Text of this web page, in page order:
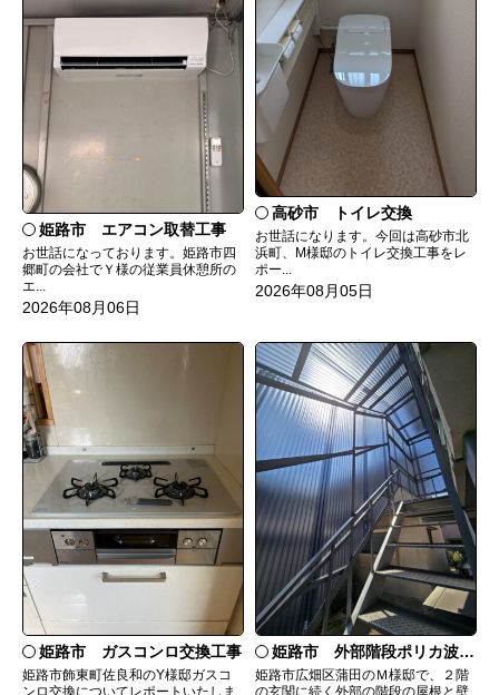
姫路市 エアコン取替工事
お世話になっております。姫路市四
郷町の会社でＹ様の従業員休憩所の
エ...
2026年08月06日
高砂市 トイレ交換
お世話になります。今回は高砂市北
浜町、M様邸のトイレ交換工事をレ
ポー...
2026年08月05日
姫路市 ガスコンロ交換工事
姫路市飾東町佐良和のY様邸ガスコ
姫路市 外部階段ポリカ波板張替工事
姫路市広畑区蒲田のＭ様邸で、２階